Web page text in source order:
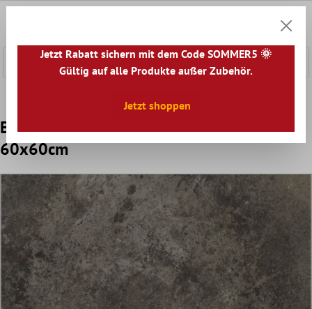
Bodenfliesen Casablanca Anthrazit
60x60cm
Jetzt Rabatt sichern mit dem Code SOMMER5 🌞
Gültig auf alle Produkte außer Zubehör.
Jetzt shoppen